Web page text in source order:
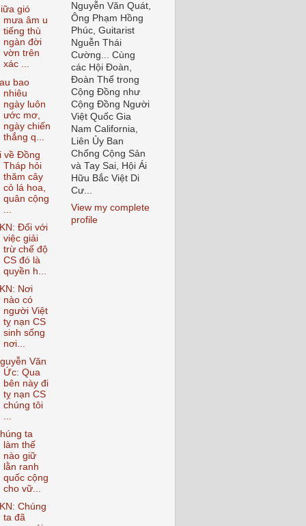
gió
mưa âm u
tiếng thù
ngàn đời
vờn trên
xác ...
bao
nhiêu
ngày luôn
ước mơ,
ngày chiến
thắng q...
về Đồng
Tháp hỏi
thăm cây
cỏ lá hoa,
quân cộng
Đối với
việc giải
trừ chế độ
CS đó là
quyền h...
Nơi
nào có
người Việt
tỵ nạn CS
sinh sống
nơi...
Văn
Ức: Qua
bên này đi
tỵ nạn CS
chúng tôi
...
ta
làm thế
nào giữ
lằn ranh
quốc cộng
cho vữ...
Chúng
ta đã
Nguyễn Văn Quát,
Ông Phạm Hồng
Phúc, Guitarist
Nguễn Thái
Cường... Cùng
các Hội Đoàn,
Đoàn Thể trong
Cộng Đồng như
Cộng Đồng Người
Việt Quốc Gia
Nam California,
Liên Ủy Ban
Chống Cộng Sản
và Tay Sai, Hội Ái
Hữu Bắc Việt Di
Cư...
View my complete
profile